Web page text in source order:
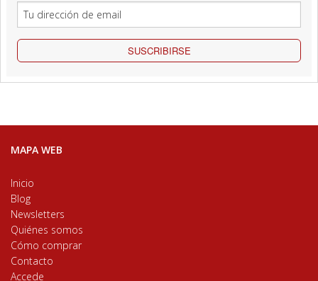
SUSCRIBIRSE
MAPA WEB
Inicio
Blog
Newsletters
Quiénes somos
Cómo comprar
Contacto
Accede